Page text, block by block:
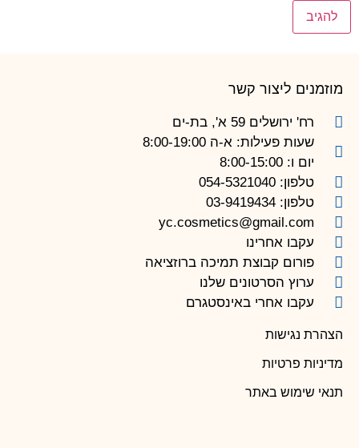
מוזמנים ליצור קשר
רח' ירושלים 59 א', בת-ים
שעות פעילות: א-ה 8:00-19:00
יום ו: 8:00-15:00
טלפון: 054-5321040
טלפון: 03-9419434
yc.cosmetics@gmail.com
עקבו אחרינו
פורום קבוצת תמיכה ברוזציאה
ערוץ הסרטונים שלנו
עקבו אחרי באינסטגרם
הצהרת נגישות
מדיניות פרטיות
תנאי שימוש באתר